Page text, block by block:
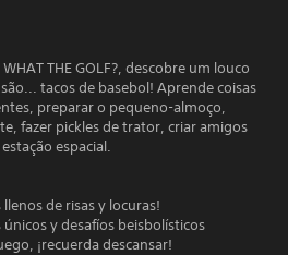
THE GOLF?, descobre um louco
tacos de basebol! Aprende coisas
preparar o pequeno-almoço,
fazer pickles de trator, criar amigos
espacial.
llenos de risas y locuras!
y desafíos beisbolísticos
¡recuerda descansar!